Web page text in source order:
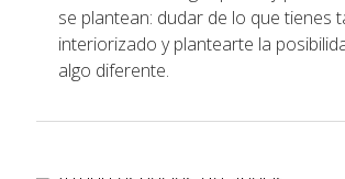
se plantean: dudar de lo que tienes
interiorizado y plantearte la
algo diferente.